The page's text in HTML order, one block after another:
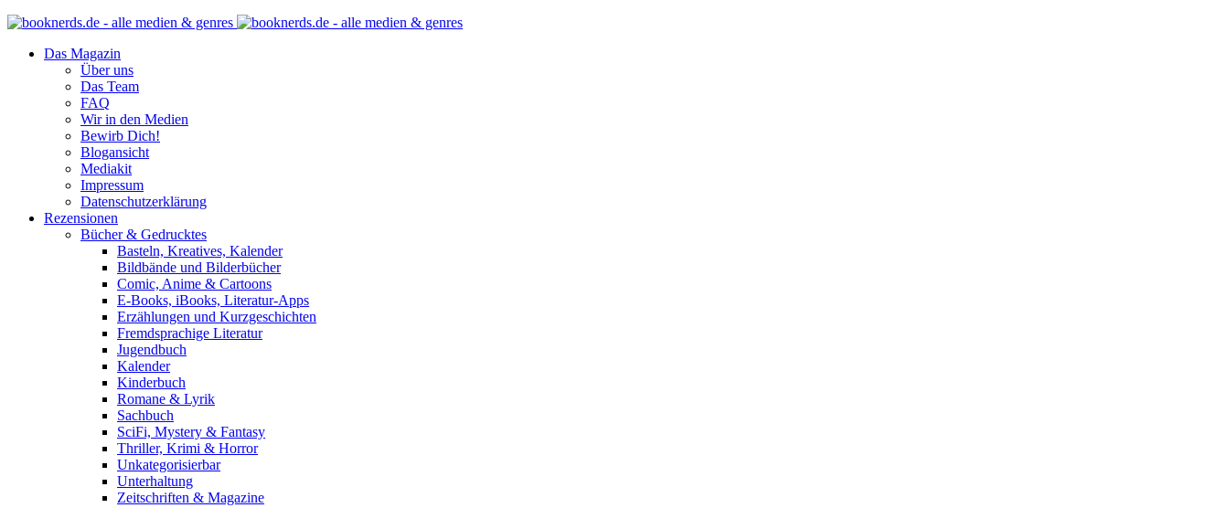
Das Magazin
Über uns
Das Team
FAQ
Wir in den Medien
Bewirb Dich!
Blogansicht
Mediakit
Impressum
Datenschutzerklärung
Rezensionen
Bücher & Gedrucktes
Basteln, Kreatives, Kalender
Bildbände und Bilderbücher
Comic, Anime & Cartoons
E-Books, iBooks, Literatur-Apps
Erzählungen und Kurzgeschichten
Fremdsprachige Literatur
Jugendbuch
Kalender
Kinderbuch
Romane & Lyrik
Sachbuch
SciFi, Mystery & Fantasy
Thriller, Krimi & Horror
Unkategorisierbar
Unterhaltung
Zeitschriften & Magazine